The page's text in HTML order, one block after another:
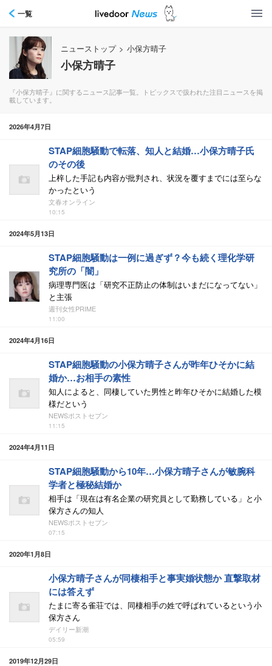
一覧
ニューストップ > 小保方晴子
小保方晴子
『小保方晴子』に関するニュース記事一覧。トピックスで扱われた注目ニュースを掲
載しています。
2026年4月7日
STAP細胞騒動で転落、知人と結婚…小保方晴子氏
のその後
上梓した手記も内容が批判され、状況を覆すまでには至らな
かったという
文春オンライン
10:15
2024年5月13日
STAP細胞騒動は一例に過ぎず？今も続く理化学研
究所の「闇」
病理専門医は「研究不正防止の体制はいまだになってない」
と主張
週刊女性PRIME
11:00
2024年4月16日
STAP細胞騒動の小保方晴子さんが昨年ひそかに結
婚か…お相手の素性
知人によると、同棲していた男性と昨年ひそかに結婚した模
様だという
NEWSポストセブン
11:15
2024年4月11日
STAP細胞騒動から10年…小保方晴子さんが敏腕科
学者と極秘結婚か
相手は「現在は有名企業の研究員として勤務している」と小
保方さんの知人
NEWSポストセブン
07:15
2020年1月8日
小保方晴子さんが同棲相手と事実婚状態か 直撃取材
には答えず
たまに寄る雀荘では、同棲相手の姓で呼ばれているという小
保方さん
デイリー新潮
05:59
2019年12月29日